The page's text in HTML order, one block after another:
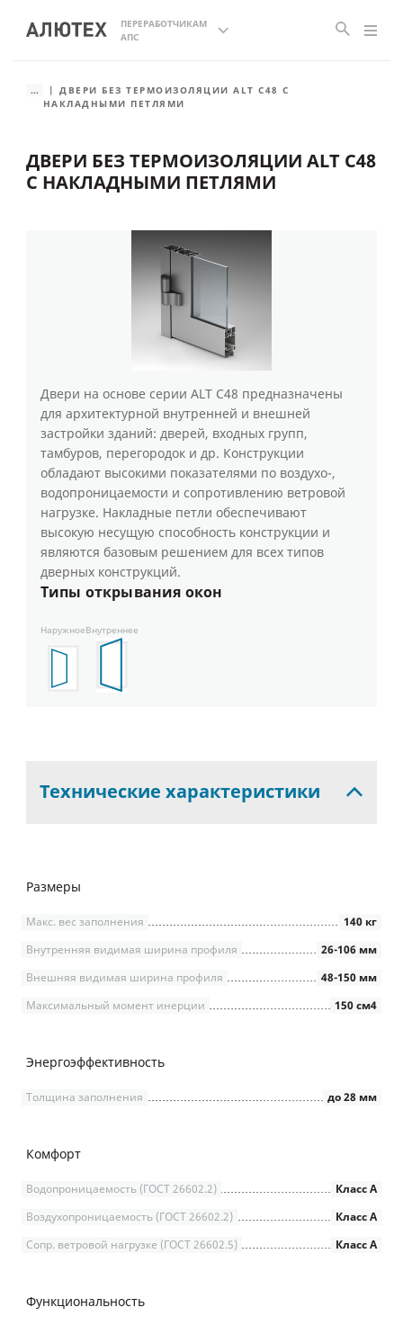
ПЕРЕРАБОТЧИКАМ
АПС
...
ДВЕРИ БЕЗ ТЕРМОИЗОЛЯЦИИ ALT C48 С
НАКЛАДНЫМИ ПЕТЛЯМИ
ДВЕРИ БЕЗ ТЕРМОИЗОЛЯЦИИ ALT C48
С НАКЛАДНЫМИ ПЕТЛЯМИ
Двери на основе серии ALT С48 предназначены
для архитектурной внутренней и внешней
застройки зданий: дверей, входных групп,
тамбуров, перегородок и др. Конструкции
обладают высокими показателями по воздухо-,
водопроницаемости и сопротивлению ветровой
нагрузке. Накладные петли обеспечивают
высокую несущую способность конструкции и
являются базовым решением для всех типов
дверных конструкций.
Типы открывания окон
НаружноеВнутреннее
Технические характеристики
Размеры
140 кг
Макс. вес заполнения
26-106 мм
Внутренняя видимая ширина профиля
48-150 мм
Внешняя видимая ширина профиля
150 см4
Максимальный момент инерции
Энергоэффективность
до 28 мм
Толщина заполнения
Комфорт
Класс А
Водопроницаемость (ГОСТ 26602.2)
Класс А
Воздухопроницаемость (ГОСТ 26602.2)
Класс А
Сопр. ветровой нагрузке (ГОСТ 26602.5)
Функциональность